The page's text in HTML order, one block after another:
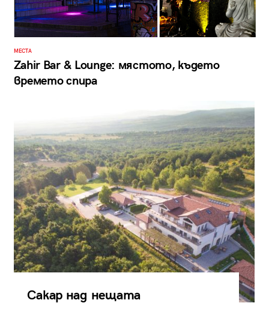
МЕСТА
Zahir Bar & Lounge: мястото, където
времето спира
Сакар над нещата